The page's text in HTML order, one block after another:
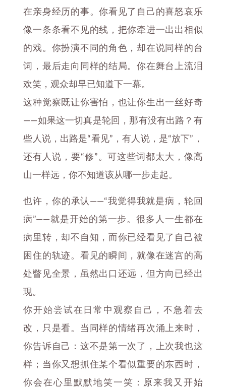
在亲身经历的事。你看见了自己的喜怒哀乐
像一条条看不见的线，把你牵进一出出相似
的戏。你扮演不同的角色，却在说同样的台
词，最后走向同样的结局。你在舞台上流泪
欢笑，观众却早已知道下一幕。
这种觉察既让你害怕，也让你生出一丝好奇
——如果这一切真是轮回，那有没有出路？有
些人说，出路是“看见”，有人说，是“放下”，
还有人说，要“修”。可这些词都太大，像高
山一样远，你不知道该从哪一步走起。
也许，你的承认——“我觉得我就是病，轮回
病”——就是开始的第一步。很多人一生都在
病里转，却不自知，而你已经看见了自己被
困住的轨迹。看见的瞬间，就像在迷宫的高
处瞥见全景，虽然出口还远，但方向已经出
现。
你开始尝试在日常中观察自己，不急着去
改，只是看。当同样的情绪再次涌上来时，
你告诉自己：这不是第一次了，上次我也这
样；当你又想抓住某个看似重要的东西时，
你会在心里默默地笑一笑：原来我又开始